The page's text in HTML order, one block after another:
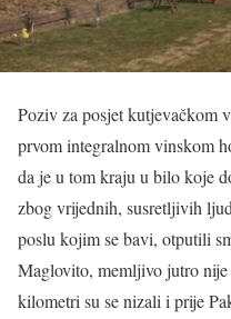
Poziv za posjet kutjevačkom
prvom integralnom vinskom
da je u tom kraju u bilo koje
zbog vrijednih, susretljivih
poslu kojim se bavi, otputili
Maglovito, memljivo jutro
kilometri su se nizali i prije